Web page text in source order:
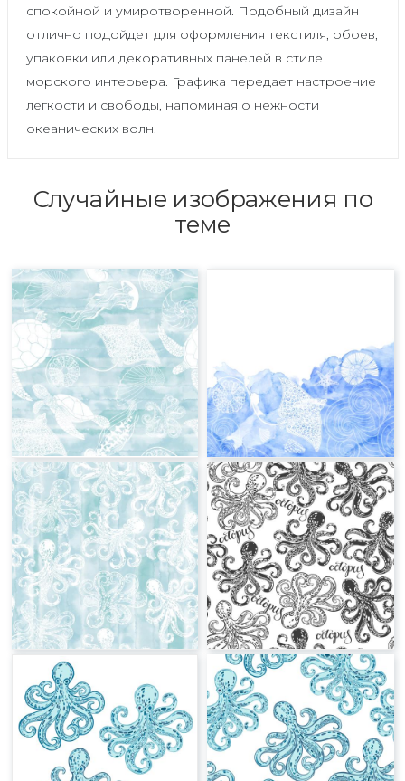
спокойной и умиротворенной. Подобный дизайн
отлично подойдет для оформления текстиля, обоев,
упаковки или декоративных панелей в стиле
морского интерьера. Графика передает настроение
легкости и свободы, напоминая о нежности
океанических волн.
Случайные изображения по
теме